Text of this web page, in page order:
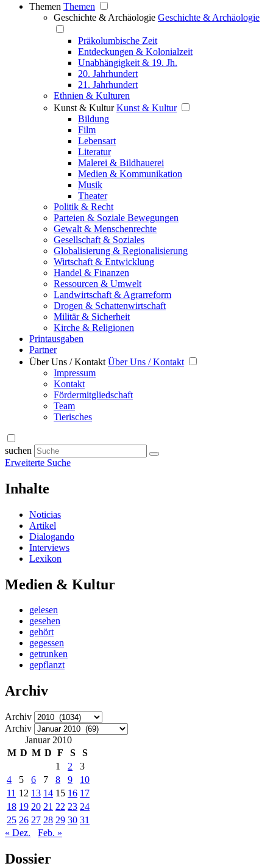
Themen Themen
Geschichte & Archäologie Geschichte & Archäologie
Präkolumbische Zeit
Entdeckungen & Kolonialzeit
Unabhängigkeit & 19. Jh.
20. Jahrhundert
21. Jahrhundert
Ethnien & Kulturen
Kunst & Kultur Kunst & Kultur
Bildung
Film
Lebensart
Literatur
Malerei & Bildhauerei
Medien & Kommunikation
Musik
Theater
Politik & Recht
Parteien & Soziale Bewegungen
Gewalt & Menschenrechte
Gesellschaft & Soziales
Globalisierung & Regionalisierung
Wirtschaft & Entwicklung
Handel & Finanzen
Ressourcen & Umwelt
Landwirtschaft & Agrarreform
Drogen & Schattenwirtschaft
Militär & Sicherheit
Kirche & Religionen
Printausgaben
Partner
Über Uns / Kontakt Über Uns / Kontakt
Impressum
Kontakt
Fördermitgliedschaft
Team
Tierisches
suchen
Erweiterte Suche
Inhalte
Noticias
Artikel
Dialogando
Interviews
Lexikon
Medien & Kultur
gelesen
gesehen
gehört
gegessen
getrunken
gepflanzt
Archiv
Archiv
Archiv
Januar 2010
M D M D F S
S
1
2
3
4
5 6 7 8 9
10
11 12 13 14 15 16 17
18 19 20 21 22 23 24
25 26 27 28 29 30 31
« Dez.
Feb. »
Dossier